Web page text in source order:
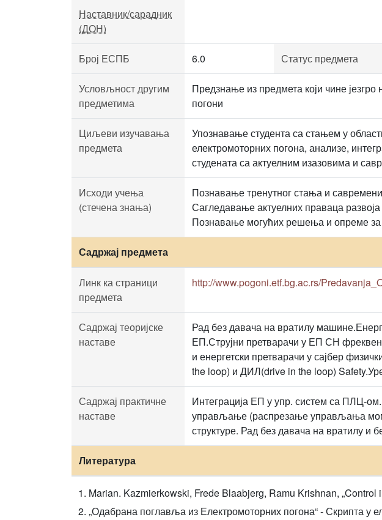
Наставник/сарадник
(ДОН)
Број ЕСПБ 6.0 Статус предмета
Условљност другим
предметима
Предзнање из предмета који чине
погони
Циљеви изучавања
предмета
Упознавање студента са стањем у
електромоторних погона, анализе,
студената са актуелним изазовима и
Исходи учења
(стечена знања)
Познавање тренутног стања и
Сагледавање актуелних праваца
Познавање могућих решења и опреме
Садржај предмета
Линк ка страници
предмета
http://www.pogoni.etf.bg.ac.rs/
Садржај теоријске
наставе
Рад без давача на вратилу
ЕП.Струјни претварачи у ЕП СН
и енергетски претварачи у сајбер
the loop) и ДИЛ(drive in the loop)
Садржај практичне
наставе
Интеграција ЕП у упр. систем са ПЛЦ-
управљање (распрезање управљања
структуре. Рад без давача на вратилу
Литература
Marian. Kazmierkowski, Frede Blaabjerg, Ramu Krishnan,
„Одабрана поглавља из Електромоторних погона“ - Скрипта у